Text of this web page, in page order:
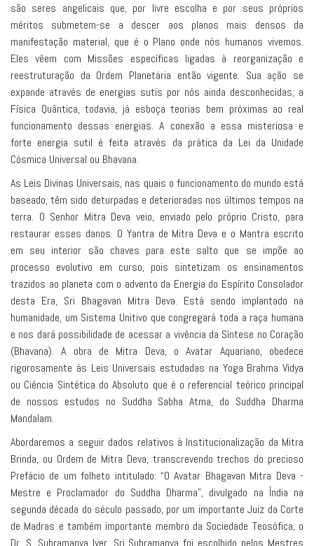
são seres angelicais que, por livre escolha e por seus próprios
méritos submetem-se a descer aos planos mais densos da
manifestação material, que é o Plano onde nós humanos vivemos.
Eles vêem com Missões específicas ligadas à reorganização e
reestruturação da Ordem Planetária então vigente. Sua ação se
expande através de energias sutis por nós ainda desconhecidas; a
Física Quântica, todavia, já esboça teorias bem próximas ao real
funcionamento dessas energias. A conexão a essa misteriosa e
forte energia sutil é feita através da prática da Lei da Unidade
Cósmica Universal ou Bhavana.
As Leis Divinas Universais, nas quais o funcionamento do mundo está
baseado, têm sido deturpadas e deterioradas nos últimos tempos na
terra. O Senhor Mitra Deva veio, enviado pelo próprio Cristo, para
restaurar esses danos. O Yantra de Mitra Deva e o Mantra escrito
em seu interior são chaves para este salto que se impõe ao
processo evolutivo em curso, pois sintetizam os ensinamentos
trazidos ao planeta com o advento da Energia do Espírito Consolador
desta Era, Sri Bhagavan Mitra Deva. Está sendo implantado na
humanidade, um Sistema Unitivo que congregará toda a raça humana
e nos dará possibilidade de acessar a vivência da Síntese no Coração
(Bhavana). A obra de Mitra Deva, o Avatar Aquariano, obedece
rigorosamente às Leis Universais estudadas na Yoga Brahma Vidya
ou Ciência Sintética do Absoluto que é o referencial teórico principal
de nossos estudos no Suddha Sabha Atma, do Suddha Dharma
Mandalam.
Abordaremos a seguir dados relativos à Institucionalização da Mitra
Brinda, ou Ordem de Mitra Deva, transcrevendo trechos do precioso
Prefácio de um folheto intitulado: “O Avatar Bhagavan Mitra Deva -
Mestre e Proclamador do Suddha Dharma”, divulgado na Índia na
segunda década do século passado, por um importante Juiz da Corte
de Madras e também importante membro da Sociedade Teosófica, o
Dr. S. Subramanya Iyer. Sri Subramanya foi escolhido pelos Mestres